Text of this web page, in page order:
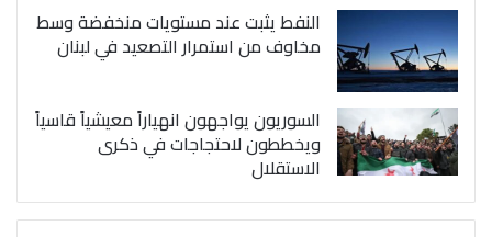
النفط يثبت عند مستويات منخفضة وسط
مخاوف من استمرار التصعيد في لبنان
السوريون يواجهون انهياراً معيشياً قاسياً
ويخططون لاحتجاجات في ذكرى
الاستقلال